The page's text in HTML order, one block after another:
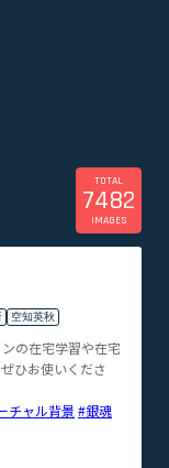
TOTAL
7482
IMAGES
空知英秋
の在宅学習や在宅
ひお使いくださ
チャル背景 #銀魂